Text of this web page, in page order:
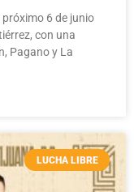
6 de junio
con una
Pagano y La
LUCHA LIBRE